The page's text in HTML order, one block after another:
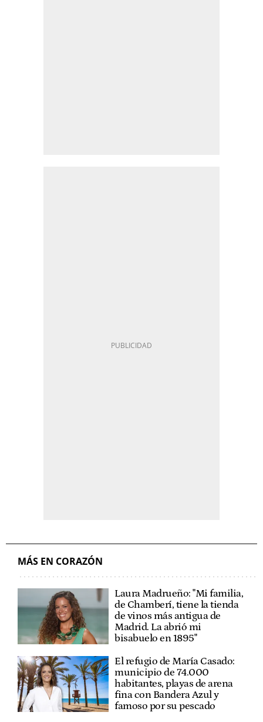
MÁS EN CORAZÓN
Laura Madrueño: "Mi familia,
de Chamberí, tiene la tienda
de vinos más antigua de
Madrid. La abrió mi
bisabuelo en 1895"
El refugio de María Casado:
municipio de 74.000
habitantes, playas de arena
fina con Bandera Azul y
famoso por su pescado